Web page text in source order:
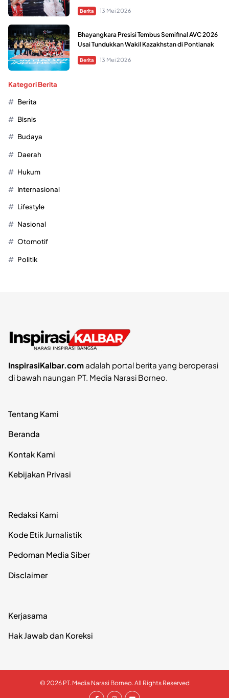
Berita 13 Mei 2026
Bhayangkara Presisi Tembus Semifinal AVC 2026
Usai Tundukkan Wakil Kazakhstan di Pontianak
Berita 13 Mei 2026
Kategori Berita
Berita
Bisnis
Budaya
Daerah
Hukum
Internasional
Lifestyle
Nasional
Otomotif
Politik
InspirasiKalbar.comadalah portal berita yang beroperasi
di bawah naungan PT. Media Narasi Borneo.
Tentang Kami
Beranda
Kontak Kami
Kebijakan Privasi
Redaksi Kami
Kode Etik Jurnalistik
Pedoman Media Siber
Disclaimer
Kerjasama
Hak Jawab dan Koreksi
© 2026 PT. Media Narasi Borneo. All Rights Reserved